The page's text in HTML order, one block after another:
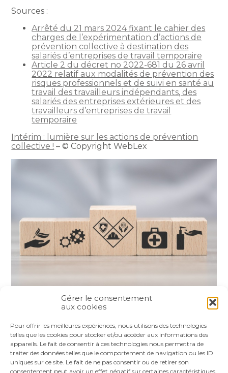
Gérer le consentement
aux cookies
Pour offrir les meilleures expériences, nous utilisons des technologies
telles que les cookies pour stocker et/ou accéder aux informations des
appareils. Le fait de consentir à ces technologies nous permettra de
traiter des données telles que le comportement de navigation ou les ID
uniques sur ce site. Le fait de ne pas consentir ou de retirer son
consentement peut avoir un effet négatif sur certaines caractéristiques
Sources :
Arrêté du 21 mars 2024 fixant le cahier des
charges de l’expérimentation d’actions de
prévention collective à destination des
salariés d’entreprises de travail temporaire
Article 2 du décret no 2022-681 du 26 avril
2022 relatif aux modalités de prévention des
risques professionnels et de suivi en santé au
travail des travailleurs indépendants, des
salariés des entreprises extérieures et des
travailleurs d’entreprises de travail
temporaire
Intérim : lumière sur les actions de prévention
collective ! – © Copyright WebLex
FaceBook
TwitterLinkedIn